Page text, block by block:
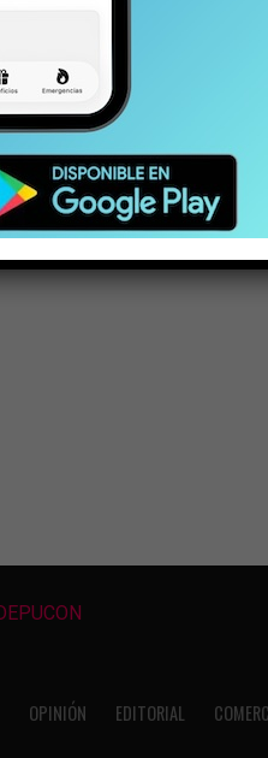
OPINIÓN EDITORIAL